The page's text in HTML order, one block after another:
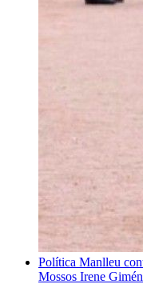
Política Manlleu
Mossos Irene